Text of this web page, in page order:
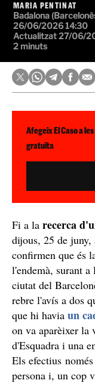
MARIA PENTINAT
Badalona
26/06/2026 14:30
Actualitzat 27/06/
2 minuts
Afegeix El Caso a
gratuïta
Fi a la recerca
dijous, 25 de juny,
confirmen que és
l'endemà, surant a
ciutat del
rebre l'avís a dos
que hi havia un
on va aparèixer la
d'Esquadra i una
Els efectius
persona i, un cop